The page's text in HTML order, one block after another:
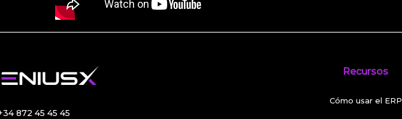
872 45 45 45
Recursos
Cómo usar el ERP